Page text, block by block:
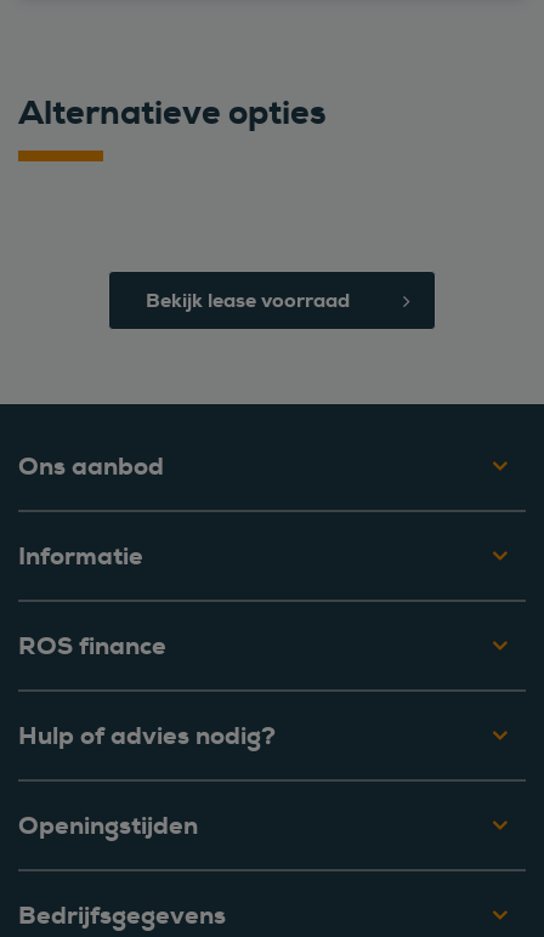
Alternatieve opties
Bekijk lease voorraad
Ons aanbod
Informatie
ROS finance
Hulp of advies nodig?
Openingstijden
Bedrijfsgegevens